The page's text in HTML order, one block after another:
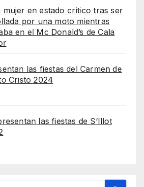
mujer en estado crítico tras ser
por una moto mientras
en el Mc Donald’s de Cala
las fiestas del Carmen de
Cristo 2024
las fiestas de S’Illot